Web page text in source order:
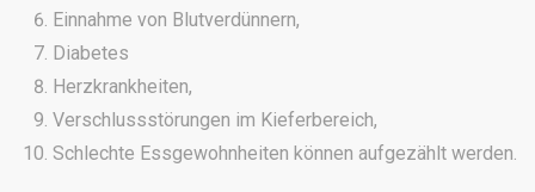
Einnahme von Blutverdünnern,
Diabetes
Herzkrankheiten,
Verschlussstörungen im Kieferbereich,
Schlechte Essgewohnheiten können aufgezählt werden.